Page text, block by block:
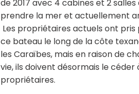
de 2017 avec 4 cabines et 2
prendre la mer et actuellement
Les propriétaires actuels ont pris
ce bateau le long de la côte
les Caraïbes, mais en raison de
vie, ils doivent désormais le céder
propriétaires.